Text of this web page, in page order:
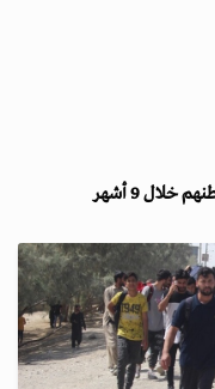
9 أشهر